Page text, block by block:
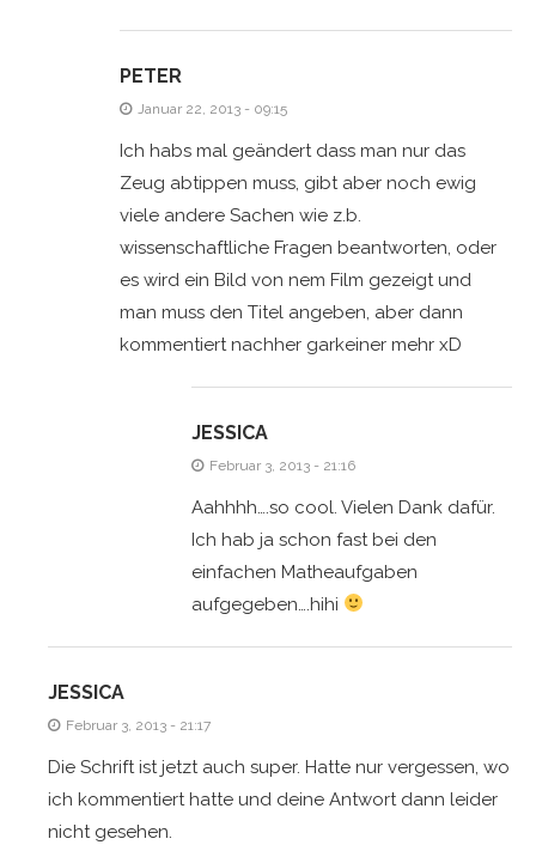
PETER
Januar 22, 2013 - 09:15
Ich habs mal geändert dass man nur das
Zeug abtippen muss, gibt aber noch ewig
viele andere Sachen wie z.b.
wissenschaftliche Fragen beantworten, oder
es wird ein Bild von nem Film gezeigt und
man muss den Titel angeben, aber dann
kommentiert nachher garkeiner mehr xD
JESSICA
Februar 3, 2013 - 21:16
Aahhhh….so cool. Vielen Dank dafür.
Ich hab ja schon fast bei den
einfachen Matheaufgaben
aufgegeben….hihi
JESSICA
Februar 3, 2013 - 21:17
Die Schrift ist jetzt auch super. Hatte nur vergessen, wo
ich kommentiert hatte und deine Antwort dann leider
nicht gesehen.